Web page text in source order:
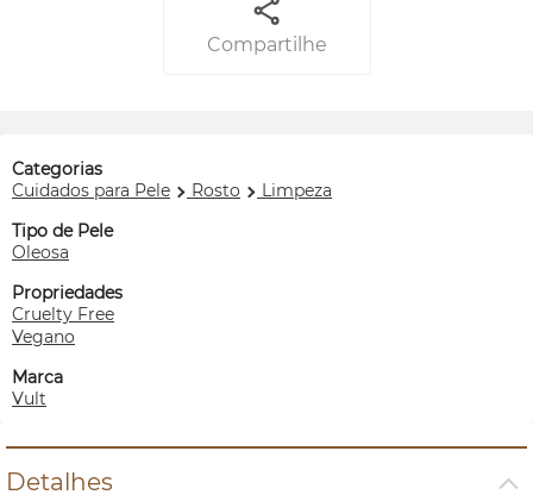
Compartilhe
Categorias
Cuidados para Pele
Rosto
Limpeza
Tipo de Pele
Oleosa
Propriedades
Cruelty Free
Vegano
Marca
Vult
Detalhes